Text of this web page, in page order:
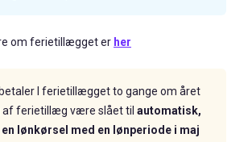
om ferietillægget er her
I ferietillægget to gange om året
af ferietillæg være slået til automatisk,
lønkørsel med en lønperiode i maj